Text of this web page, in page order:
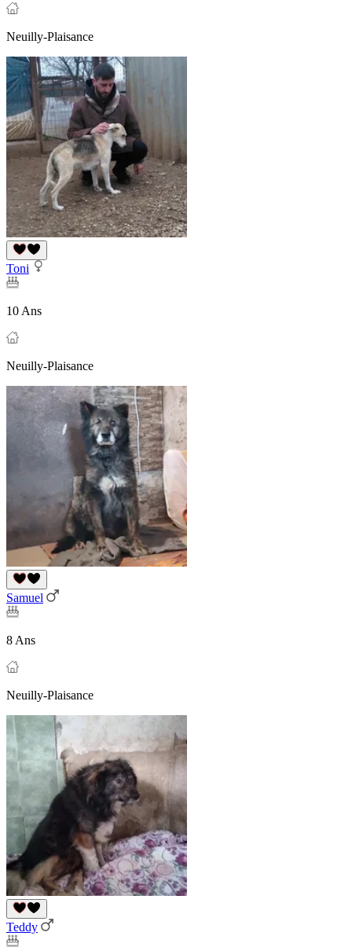
Neuilly-Plaisance
Toni
10 Ans
Neuilly-Plaisance
Samuel
8 Ans
Neuilly-Plaisance
Teddy